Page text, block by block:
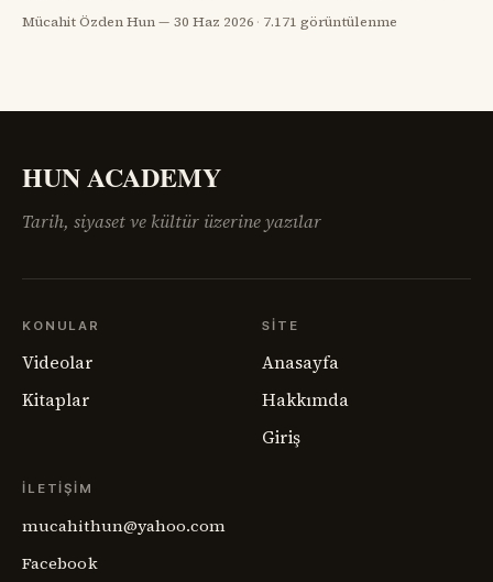
görünüyordu; fakat savaşın geride bıraktığı öfke, açlık,
Mücahit Özden Hun 30 Haz 2026 · 7.171 görüntülenme
HUN ACADEMY
Tarih, siyaset ve kültür üzerine yazılar
KONULAR
Videolar
Kitaplar
SITE
Anasayfa
Hakkımda
Giriş
İLETIŞIM
mucahithun@yahoo.com
Facebook